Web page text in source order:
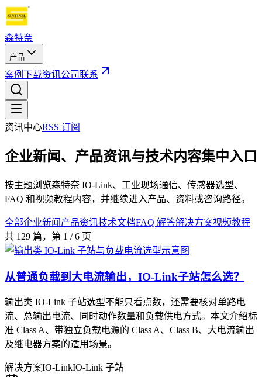
森特奈
产品
案例 下载资讯公司联系
资讯中心RSS 订阅
企业新闻、产品资讯与技术内容集中入口
按主题浏览森特奈 IO-Link、工业现场通信、传感器选型、
FAQ 和视频教程内容，并继续进入产品、资料或咨询路径。
全部企业新闻 产品资讯技术文档FAQ 解答解决方案视频教程
共 129 篇，第 1 / 6 页
从普通负载到大电流输出，IO-Link子站怎么选？
输出类 IO-Link 子站选型不能只看点数，还需要核对单路电
流、总输出电流、同时动作数量和负载供电方式。本文介绍标
准 Class A、带独立负载电源的 Class A、Class B、大电流输出
及继电器方案的适用场景。
解决方案IO-LinkIO-Link 子站